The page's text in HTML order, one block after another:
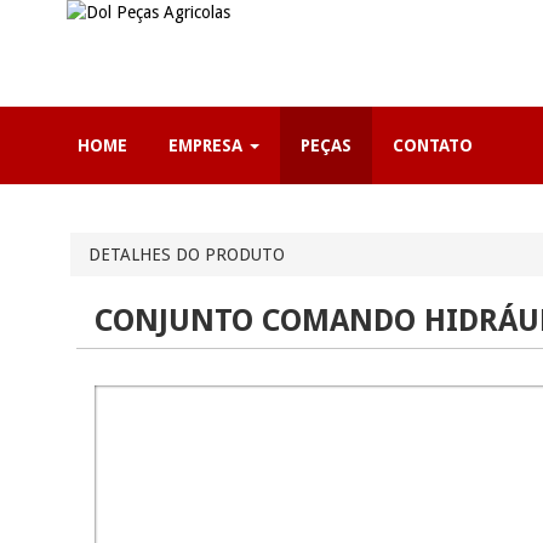
HOME EMPRESA PEÇAS CONTATO
DETALHES DO PRODUTO
CONJUNTO COMANDO